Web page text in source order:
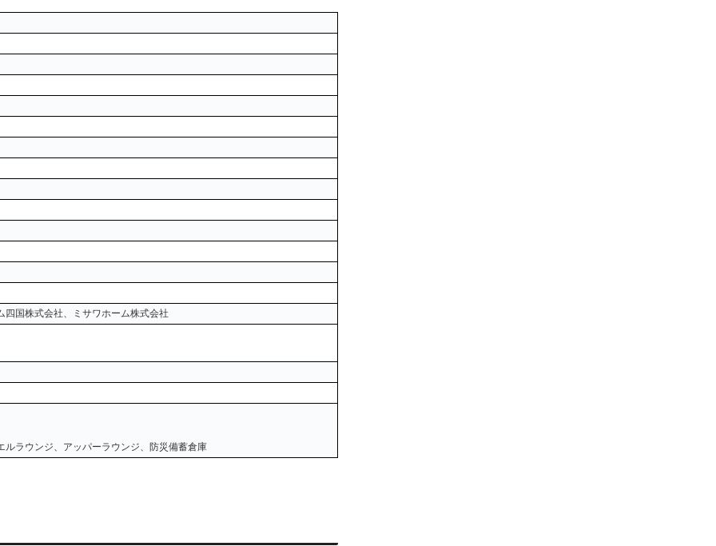
国株式会社、ミサワホーム株式会社
ラウンジ、アッパーラウンジ、防災備蓄倉庫